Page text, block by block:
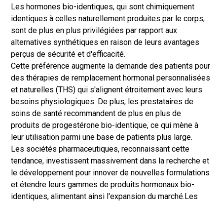
Les hormones bio-identiques, qui sont chimiquement
identiques à celles naturellement produites par le corps,
sont de plus en plus privilégiées par rapport aux
alternatives synthétiques en raison de leurs avantages
perçus de sécurité et d'efficacité.
Cette préférence augmente la demande des patients pour
des thérapies de remplacement hormonal personnalisées
et naturelles (THS) qui s'alignent étroitement avec leurs
besoins physiologiques. De plus, les prestataires de
soins de santé recommandent de plus en plus de
produits de progestérone bio-identique, ce qui mène à
leur utilisation parmi une base de patients plus large.
Les sociétés pharmaceutiques, reconnaissant cette
tendance, investissent massivement dans la recherche et
le développement pour innover de nouvelles formulations
et étendre leurs gammes de produits hormonaux bio-
identiques, alimentant ainsi l'expansion du marché.Les